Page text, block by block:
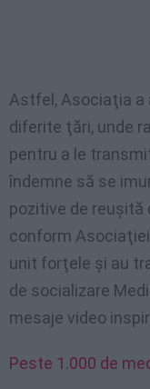
Astfel, Asociaţia a
diferite ţări, unde
pentru a le
îndemne să se
pozitive de reuşită
conform
unit forţele şi au
de socializare
mesaje video
Peste 1.000 de